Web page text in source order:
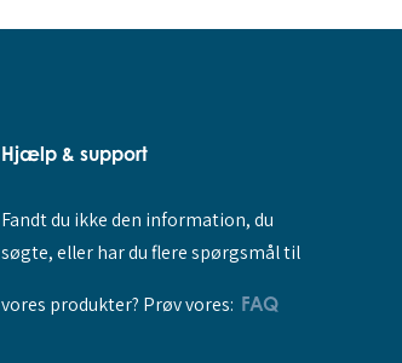
Hjælp & support
Fandt du ikke den information, du
søgte, eller har du flere spørgsmål til
vores produkter? Prøv vores: FAQ